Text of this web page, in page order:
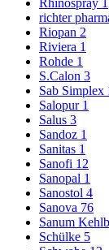
Rhinospray 1
richter
Riopan 2
Riviera 1
Rohde 1
S.Calon 3
Sab Simplex
Salopur 1
Salus 3
Sandoz 1
Sanitas 1
Sanofi 12
Sanopal 1
Sanostol 4
Sanova 76
Sanum
Schülke 5